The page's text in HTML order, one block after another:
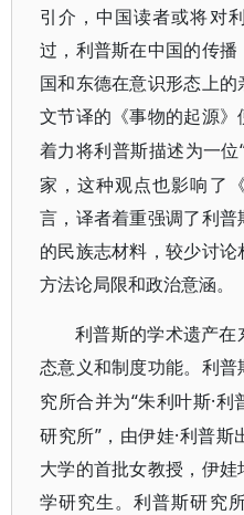
引介，中国读者或将对
过，利普斯在中国的传播
国和东德在意识形态上
文节译的《事物的起源
着力将利普斯描述为一位
家，这种观点也影响了
言，译者着重强调了利
的民族志材料，较少讨论
方法论局限和政治意涵。
利普斯的学术遗产在
态意义和制度功能。利
究所合并为“朱利叶斯·
研究所”，由伊娃·利普
大学的首批女教授，伊
学研究生。利普斯研究